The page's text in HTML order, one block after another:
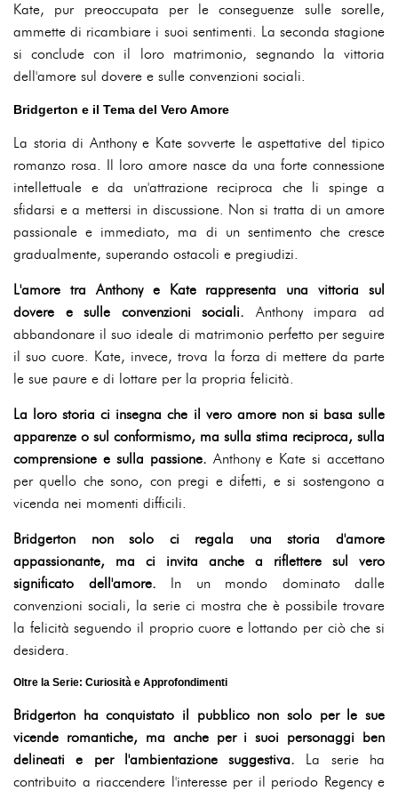
Kate, pur preoccupata per le conseguenze sulle sorelle,
ammette di ricambiare i suoi sentimenti. La seconda stagione
si conclude con il loro matrimonio, segnando la vittoria
dell'amore sul dovere e sulle convenzioni sociali.
Bridgerton e il Tema del Vero Amore
La storia di Anthony e Kate sovverte le aspettative del tipico
romanzo rosa. Il loro amore nasce da una forte connessione
intellettuale e da un'attrazione reciproca che li spinge a
sfidarsi e a mettersi in discussione. Non si tratta di un amore
passionale e immediato, ma di un sentimento che cresce
gradualmente, superando ostacoli e pregiudizi.
L'amore tra Anthony e Kate rappresenta una vittoria sul
dovere e sulle convenzioni sociali. Anthony impara ad
abbandonare il suo ideale di matrimonio perfetto per seguire
il suo cuore. Kate, invece, trova la forza di mettere da parte
le sue paure e di lottare per la propria felicità.
La loro storia ci insegna che il vero amore non si basa sulle
apparenze o sul conformismo, ma sulla stima reciproca, sulla
comprensione e sulla passione. Anthony e Kate si accettano
per quello che sono, con pregi e difetti, e si sostengono a
vicenda nei momenti difficili.
Bridgerton non solo ci regala una storia d'amore
appassionante, ma ci invita anche a riflettere sul vero
significato dell'amore. In un mondo dominato dalle
convenzioni sociali, la serie ci mostra che è possibile trovare
la felicità seguendo il proprio cuore e lottando per ciò che si
desidera.
Oltre la Serie: Curiosità e Approfondimenti
Bridgerton ha conquistato il pubblico non solo per le sue
vicende romantiche, ma anche per i suoi personaggi ben
delineati e per l'ambientazione suggestiva. La serie ha
contribuito a riaccendere l'interesse per il periodo Regency e